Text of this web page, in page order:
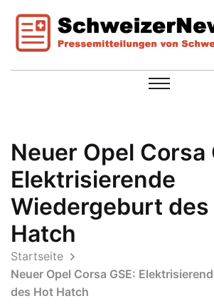
Neuer Opel Corsa
Elektrisierende
Wiedergeburt des
Hatch
Startseite
Neuer Opel Corsa GSE:
des Hot Hatch